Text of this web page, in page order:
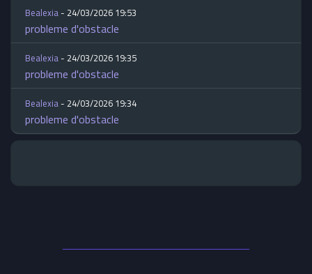
Bealexia- 24/03/2026 19:53
probleme d'obstacle
Bealexia- 24/03/2026 19:35
probleme d'obstacle
Bealexia- 24/03/2026 19:34
probleme d'obstacle